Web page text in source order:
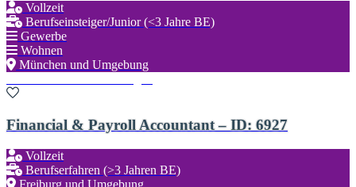
Vollzeit
Berufseinsteiger/Junior (<3 Jahre BE)
Gewerbe
Wohnen
München und Umgebung
Financial & Payroll Accountant – ID: 6927
Vollzeit
Berufserfahren (>3 Jahren BE)
Freiburg und Umgebung